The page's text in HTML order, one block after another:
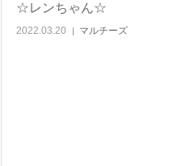
☆レンちゃん☆
2022.03.20 マルチーズ